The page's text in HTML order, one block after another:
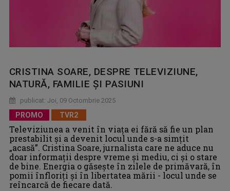
CRISTINA SOARE, DESPRE TELEVIZIUNE,
NATURĂ, FAMILIE ŞI PASIUNI
publicat: Joi, 09 Octombrie 2025
PROMO TVR2
Televiziunea a venit în viața ei fără să fie un plan
prestabilit şi a devenit locul unde s-a simțit
„acasă”. Cristina Soare, jurnalista care ne aduce nu
doar informații despre vreme şi mediu, ci și o stare
de bine. Energia o găsește în zilele de primăvară, în
pomii înfloriți și în libertatea mării - locul unde se
reîncarcă de fiecare dată.